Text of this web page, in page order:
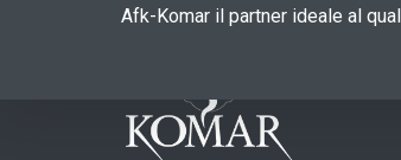
Afk-Komar il partner ideale al